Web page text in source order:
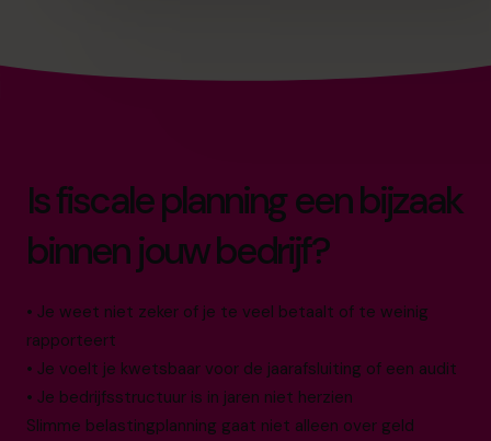
Is fiscale planning een bijzaak
binnen jouw bedrijf?
• Je weet niet zeker of je te veel betaalt of te weinig
rapporteert
• Je voelt je kwetsbaar voor de jaarafsluiting of een audit
• Je bedrijfsstructuur is in jaren niet herzien
Slimme belastingplanning gaat niet alleen over geld